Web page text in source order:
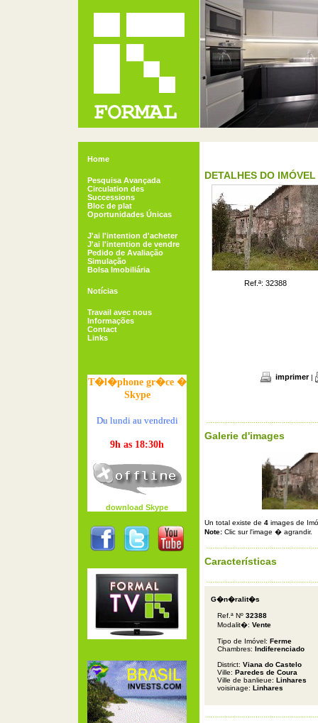
Home
Pesquisa Avançada
Circulation des
Successions
Bloc de plat
Oportunidades Únicas
J'ai l'intention d'acheter
J'ai l'intention de vendre
Pedido de Avaliação
Simulação
Bolsa Imobiliária
Notícias
Travail avec nous
Informações
Contact
Links
T�l�phone gr�ce �
Skype
Du lundi au vendredi
9h as 18:30h
download Skype
DETALHES DO IMÓVEL
Ref.ª: 32388
imprimer|
Galerie d'images
Un total existe de 4 images de
Note: Clic sur l'image � agrandir.
Características
G�n�ralit�s
Ref.ª Nº 32388
Modalit�: Vente
Tipo de Imóvel: Ferme
Chambres: Indiferenciado
District: Viana do Castelo
Ville: Paredes de Coura
Ville de banlieue: Linhares
voisinage: Linhares